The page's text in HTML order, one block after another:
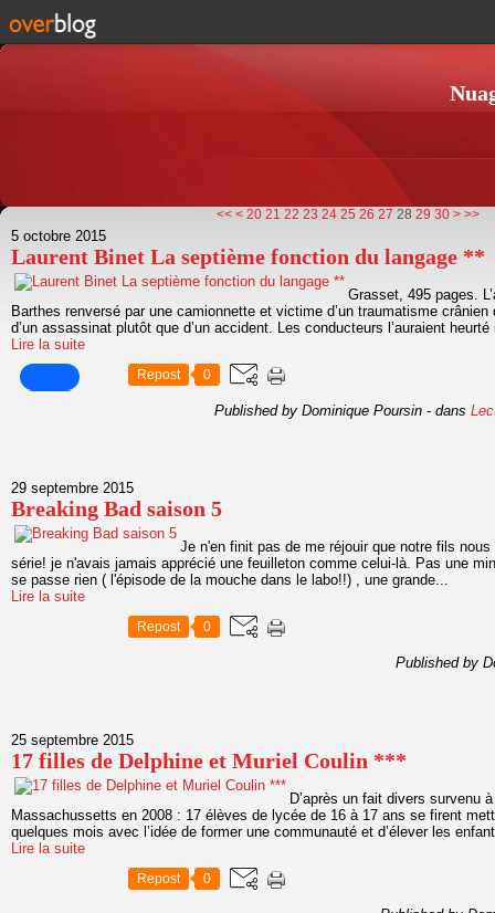
<< < 10
20 21 22 23 24 25 26 27 28 29 30 40
50
60
70
80
90
100
> >>
5 octobre 2015
Laurent Binet La septième fonction du langage **
Grasset, 495 pages.
Barthes renversé par une camionnette et victime d’un traumatisme
d’un assassinat plutôt que d’un accident. Les conducteurs l’auraient
Lire la suite
Repost 0
Published by Dominique Poursin - dans
29 septembre 2015
Breaking Bad saison 5
Je n'en finit pas de me réjouir que notre fils
série! je n'avais jamais apprécié une feuilleton comme celui-là. Pas une
se passe rien ( l'épisode de la mouche dans le labo!!) , une grande...
Lire la suite
Repost 0
Published by
25 septembre 2015
17 filles de Delphine et Muriel Coulin ***
D’après un fait divers survenu
Massachussetts en 2008 : 17 élèves de lycée de 16 à 17 ans se firent
quelques mois avec l’idée de former une communauté et d’élever les
Lire la suite
Repost 0